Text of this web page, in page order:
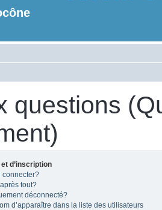
questions
d’inscription
connecter?
tout?
déconnecté?
d’apparaître dans la liste des utilisateurs